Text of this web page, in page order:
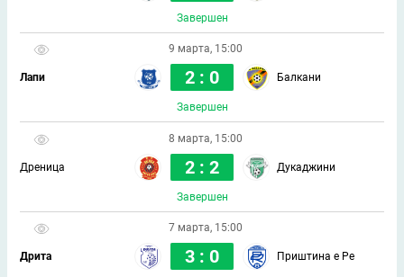
Завершен
9 марта, 15:00
Лапи 2 : 0 Балкани
Завершен
8 марта, 15:00
Дреница 2 : 2 Дукаджини
Завершен
7 марта, 15:00
Дрита 3 : 0 Приштина е Ре